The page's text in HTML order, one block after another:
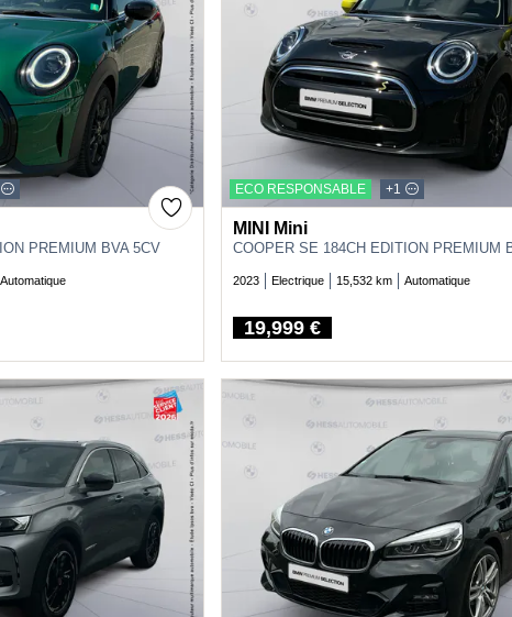
PREMIUM BVA 5CV
Automatique
ECO RESPONSABLE +1
MINI Mini
COOPER SE 184CH EDITION PREMIUM
2023 Electrique 15,532 km Automatique
Price
19,999 €